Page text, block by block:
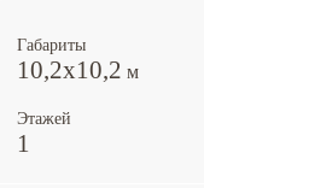
Габариты
10,2x10,2 м
Этажей
1